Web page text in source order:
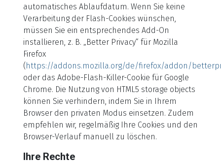
automatisches Ablaufdatum. Wenn Sie keine
Verarbeitung der Flash-Cookies wünschen,
müssen Sie ein entsprechendes Add-On
installieren, z. B. „Better Privacy“ für Mozilla
Firefox
(https://addons.mozilla.org/de/firefox/addon/
oder das Adobe-Flash-Killer-Cookie für Google
Chrome. Die Nutzung von HTML5 storage objects
können Sie verhindern, indem Sie in Ihrem
Browser den privaten Modus einsetzen. Zudem
empfehlen wir, regelmäßig Ihre Cookies und den
Browser-Verlauf manuell zu löschen.
Ihre Rechte